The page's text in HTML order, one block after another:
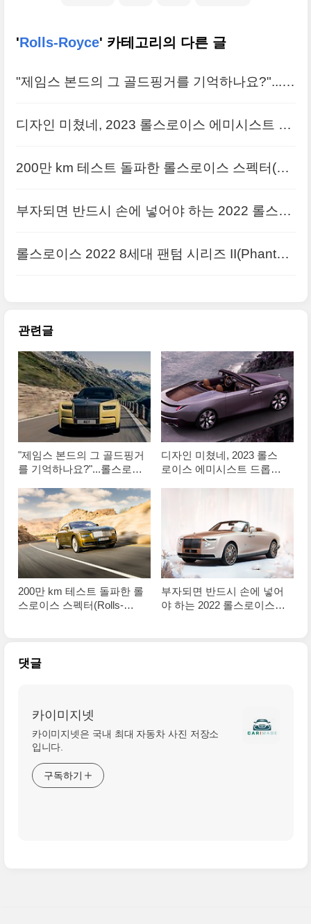
'Rolls-Royce' 카테고리의 다른 글
"제임스 본드의 그 골드핑거를 기억하나요?"...롤
디자인 미쳤네, 2023 롤스로이스 에미시스트 드
200만 km 테스트 돌파한 롤스로이스 스펙터(Ro
부자되면 반드시 손에 넣어야 하는 2022 롤스로
롤스로이스 2022 8세대 팬텀 시리즈 II(Phantom
관련글
"제임스 본드의 그 골드핑거
를 기억하나요?"...롤스로이
미지로 공개
디자인 미쳤네, 2023 롤스
로이스 에미시스트 드롭테
200만 km 테스트 돌파한 롤
스로이스 스펙터(Rolls-
부자되면 반드시 손에 넣어
야 하는 2022 롤스로이스
댓글
카이미지넷
카이미지넷은 국내 최대 자동차 사진 저장소
입니다.
구독하기